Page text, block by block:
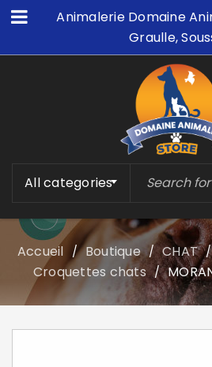
Animalerie Domaine
Graulle,
All categories
Accueil / Boutique / CHAT /
Croquettes chats /